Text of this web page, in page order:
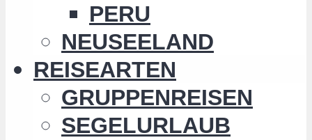
PERU
NEUSEELAND
REISEARTEN
GRUPPENREISEN
SEGELURLAUB